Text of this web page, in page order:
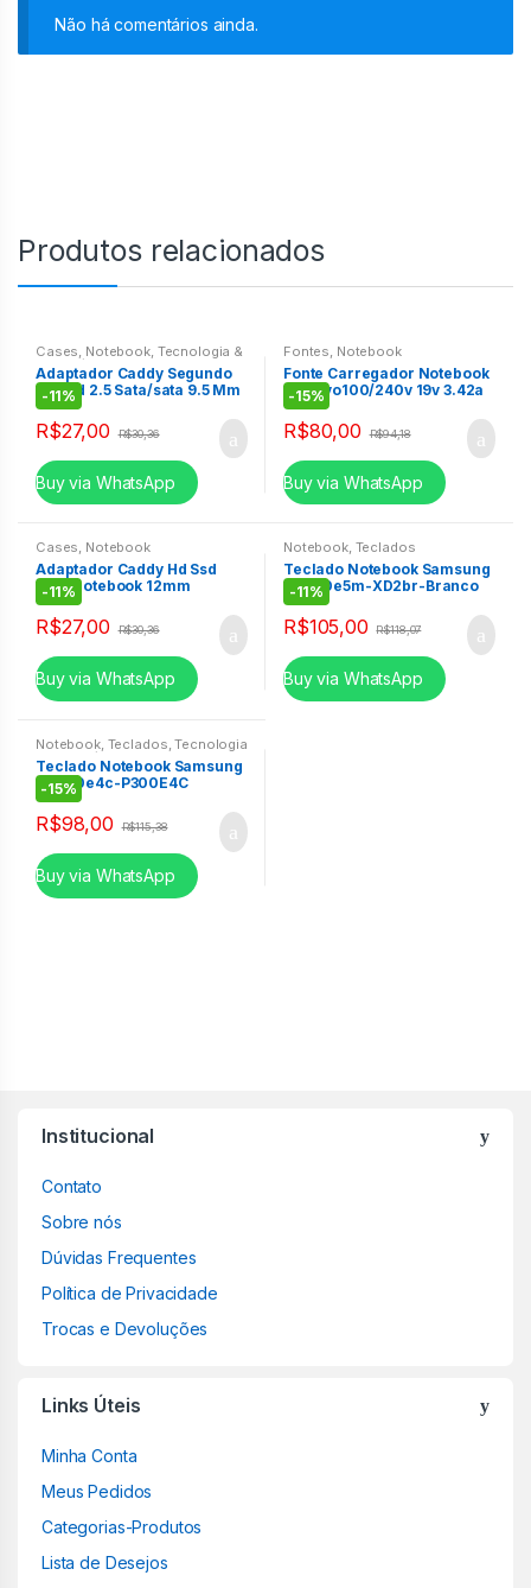
Não há comentários ainda.
Produtos relacionados
Cases Notebook, Tecnologia &
Informática
Adaptador Caddy Segundo
Hd Ssd 2.5 Sata/sata 9.5 Mm
Slim
-11%
R$27,00 R$30,36
Buy via WhatsApp
Fontes Notebook
Fonte Carregador Notebook
Positivo100/240v 19v 3.42a
-15%
R$80,00 R$94,18
Buy via WhatsApp
Cases, Notebook
Adaptador Caddy Hd Ssd
Para notebook 12mm
12,7mm
-11%
R$27,00 R$30,36
Buy via WhatsApp
Notebook, Teclados
Teclado Notebook Samsung
NP300e5m-XD2br-Branco
-11%
R$105,00 R$118,07
Buy via WhatsApp
Notebook, Teclados,Tecnologia
& Informática
Teclado Notebook Samsung
NP300e4c-P300E4C
-15%
R$98,00 R$115,38
Buy via WhatsApp
Institucional
Contato
Sobre nós
Dúvidas Frequentes
Política de Privacidade
Trocas e Devoluções
Links Úteis
Minha Conta
Meus Pedidos
Categorias-Produtos
Lista de Desejos